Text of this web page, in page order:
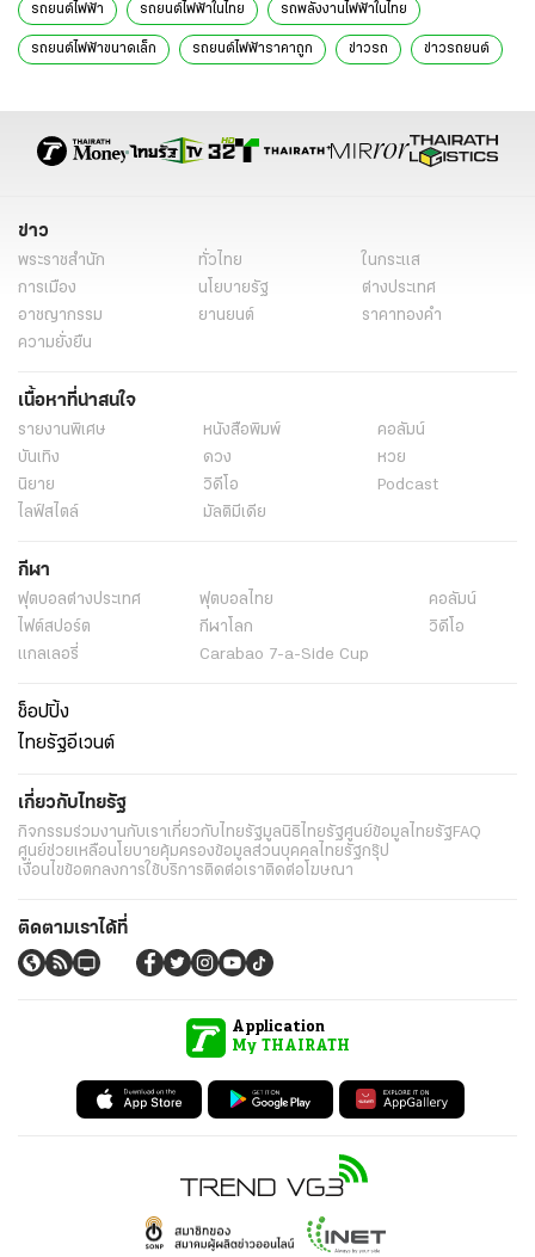
รถยนต์ไฟฟ้า รถยนต์ไฟฟ้าในไทย รถพลังงานไฟฟ้าในไทย
รถยนต์ไฟฟ้าขนาดเล็ก รถยนต์ไฟฟ้าราคาถูก ข่าวรถ ข่าวรถยนต์
mg sales
ข่าว
พระราชสำนัก ทั่วไทย
ในกระแส
การเมือง
นโยบายรัฐ
ต่างประเทศ
อาชญากรรม
ยานยนต์
ราคาทองคำ
ความยั่งยืน
เนื้อหาที่น่าสนใจ
รายงานพิเศษ หนังสือพิมพ์
คอลัมน์
บันเทิง
ดวง
หวย
นิยาย
วิดีโอ
Podcast
ไลฟ์สไตล์
มัลติมีเดีย
กีฬา
ฟุตบอลต่่างประเทศ ฟุตบอลไทย
คอลัมน์
ไฟต์สปอร์ต
กีฬาโลก
วิดีโอ
แกลเลอรี่
Carabao 7-a-Side Cup
ช็อปปิ้ง
ไทยรัฐอีเวนต์
เกี่ยวกับไทยรัฐ
กิจกรรมร่วมงานกับเราเกี่ยวกับไทยรัฐมูลนิธิไทยรัฐศูนย์ข้อมูลไทยรัฐFAQ
ศูนย์ช่วยเหลือนโยบายคุ้มครองข้อมูลส่วนบุคคลไทยรัฐกรุ๊ป
เงื่อนไขข้อตกลงการใช้บริการติดต่อเราติดต่อโฆษณา
ติดตามเราได้ที่
Application
My THAIRATH